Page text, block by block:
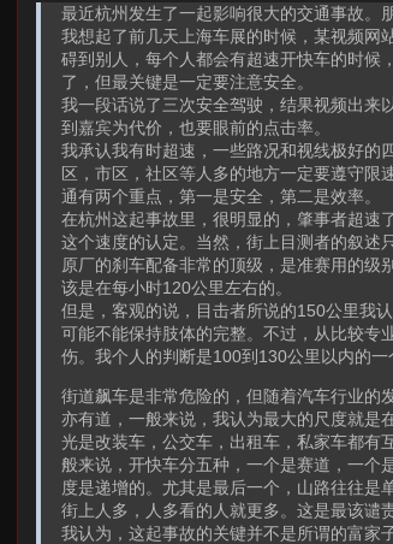
最近杭州发生了一起影响很大的交通事故。
我想起了前几天上海车展的时候，某视频网
碍到别人，每个人都会有超速开快车的时候
了，但最关键是一定要注意安全。
我一段话说了三次安全驾驶，结果视频出来
到嘉宾为代价，也要眼前的点击率。
我承认我有时超速，一些路况和视线极好的
区，市区，社区等人多的地方一定要遵守
通有两个重点，第一是安全，第二是效率。
在杭州这起事故里，很明显的，肇事者超速
这个速度的认定。当然，街上目测者的叙述
原厂的刹车配备非常的顶级，是准赛用的
该是在每小时120公里左右的。
但是，客观的说，目击者所说的150公里我
可能不能保持肢体的完整。不过，从比较专
伤。我个人的判断是100到130公里以内的一
街道飙车是非常危险的，但随着汽车行业的
亦有道，一般来说，我认为最大的尺度就是
光是改装车，公交车，出租车，私家车都有
般来说，开快车分五种，一个是赛道，一个
度是递增的。尤其是最后一个，山路往往
街上人多，人多看的人就更多。这是最该谴责
我认为，这起事故的关键并不是所谓的富家